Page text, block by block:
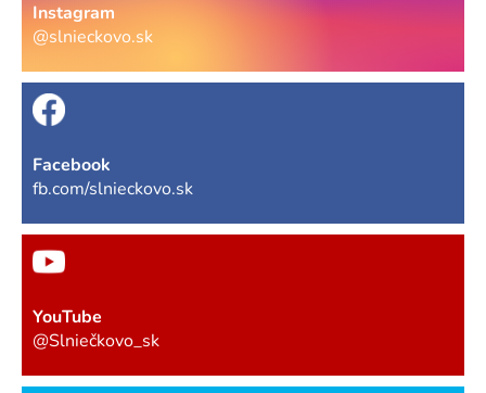
Instagram
@slnieckovo.sk
Facebook
fb.com/slnieckovo.sk
YouTube
@Slniečkovo_sk